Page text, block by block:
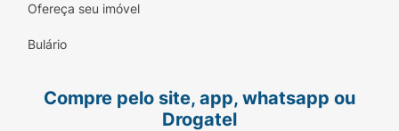
Ofereça seu imóvel
Bulário
Compre pelo site, app, whatsapp ou
Drogatel